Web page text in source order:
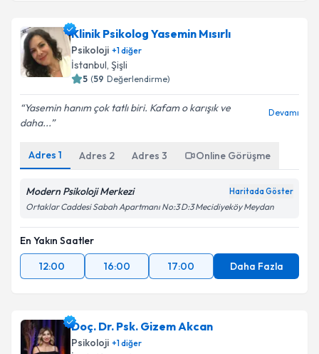
Klinik Psikolog Yasemin Mısırlı
Psikoloji +1diğer
İstanbul, Şişli
5 (59 Değerlendirme)
Yasemin hanım çok tatlı biri. Kafam o karışık ve
daha...
Devamı
Adres 1 Adres 2 Adres 3 Online Görüşme
Modern Psikoloji Merkezi Haritada Göster
Ortaklar Caddesi Sabah Apartmanı No:3 D:3 Mecidiyeköy Meydan
En Yakın Saatler
12:00
16:00 17:00 Daha Fazla
Doç. Dr. Psk. Gizem Akcan
Psikoloji +1diğer